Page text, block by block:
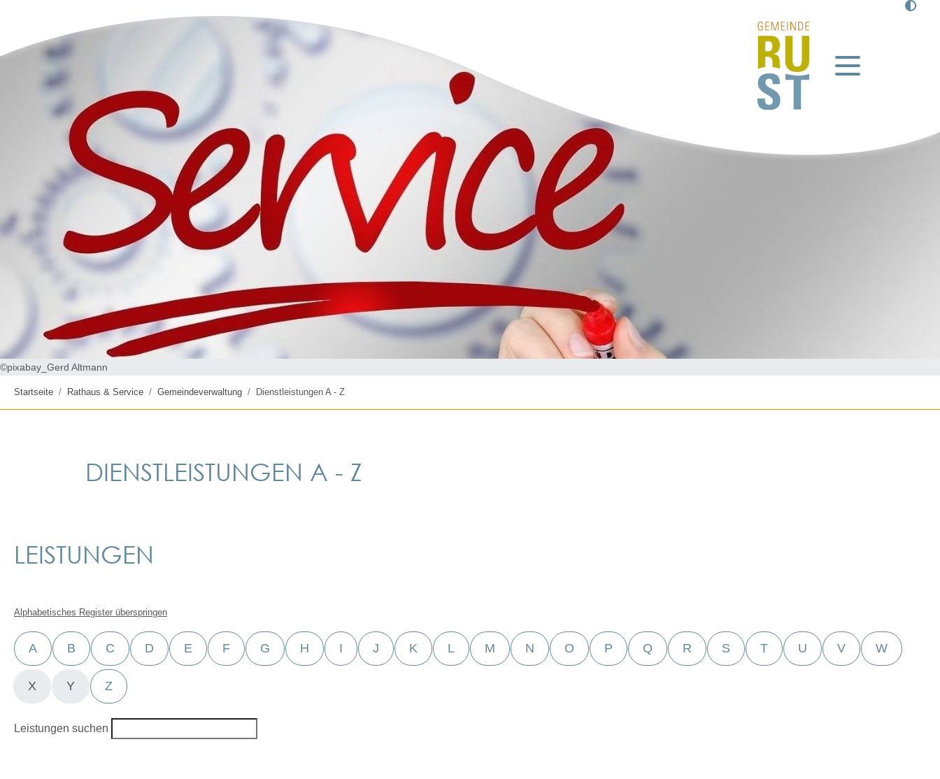
©pixabay_Gerd Altmann
Startseite Rathaus & Service Gemeindeverwaltung Dienstleistungen A - Z
DIENSTLEISTUNGEN A - Z
LEISTUNGEN
Alphabetisches Register überspringen
A B C D E F G H I J K L M N O P Q R S T U V W
X Y Z
Leistungen suchen